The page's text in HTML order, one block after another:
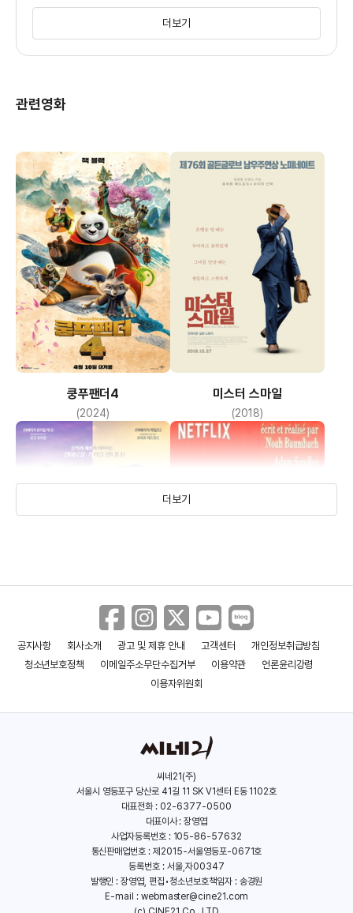
F. 머레이 아브라함
메레디스 백스터
(데비 슬론)
페니 풀러
(샐리 에이큰)
데이빗 아킨
(유진 바친스키)
프랭크 라티모어
(판사)
더보기
관련영화
쿵푸팬더4
(2024)
미스터 스마일
(2018)
아메리카 뮤직&와일드 더 마이어로위츠 스토리스
더보기
공지사항 회사소개 광고 및 제휴 안내 고객센터
개인정보취급방침
청소년보호정책
이메일주소무단수집거부 이용약관
언론윤리강령
이용자위원회
씨네21(주)
서울시 영등포구 당산로 41길 11 SK V1센터 E동 1102호
대표전화 : 02-6377-0500
대표이사 : 장영엽
사업자등록번호 : 105-86-57632
통신판매업번호 : 제2015-서울영등포-0671호
등록번호 : 서울,자00347
발행인 : 장영엽, 편집•청소년보호책임자 : 송경원
E-mail : webmaster@cine21.com